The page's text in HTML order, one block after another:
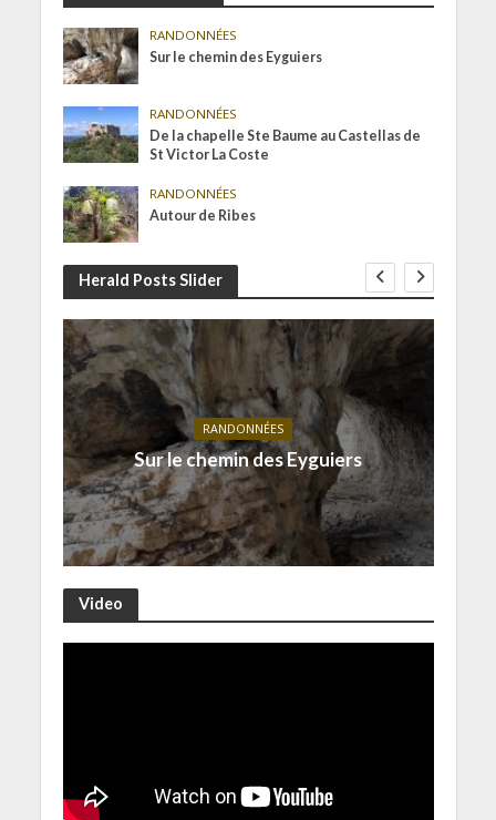
RANDONNÉES
Sur le chemin des Eyguiers
RANDONNÉES
De la chapelle Ste Baume au Castellas de
St Victor La Coste
RANDONNÉES
Autour de Ribes
Herald Posts Slider
RANDONNÉES
Sur le chemin des Eyguiers
Video